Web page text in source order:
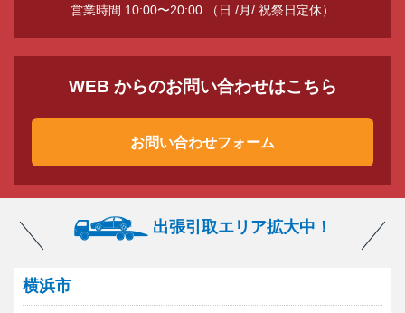
営業時間 10:00〜20:00 （日 /月/ 祝祭日定休）
WEB からのお問い合わせはこちら
お問い合わせフォーム
出張引取エリア拡大中！
横浜市